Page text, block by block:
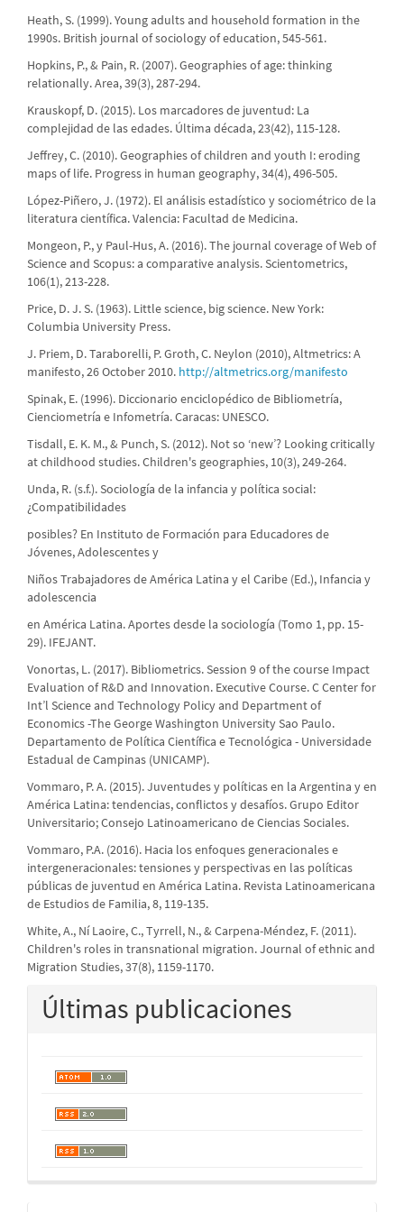
Heath, S. (1999). Young adults and household formation in the
1990s. British journal of sociology of education, 545-561.
Hopkins, P., & Pain, R. (2007). Geographies of age: thinking
relationally. Area, 39(3), 287-294.
Krauskopf, D. (2015). Los marcadores de juventud: La
complejidad de las edades. Última década, 23(42), 115-128.
Jeffrey, C. (2010). Geographies of children and youth I: eroding
maps of life. Progress in human geography, 34(4), 496-505.
López-Piñero, J. (1972). El análisis estadístico y sociométrico de la
literatura científica. Valencia: Facultad de Medicina.
Mongeon, P., y Paul-Hus, A. (2016). The journal coverage of Web of
Science and Scopus: a comparative analysis. Scientometrics,
106(1), 213-228.
Price, D. J. S. (1963). Little science, big science. New York:
Columbia University Press.
J. Priem, D. Taraborelli, P. Groth, C. Neylon (2010), Altmetrics: A
manifesto, 26 October 2010. http://altmetrics.org/manifesto
Spinak, E. (1996). Diccionario enciclopédico de Bibliometría,
Cienciometría e Infometría. Caracas: UNESCO.
Tisdall, E. K. M., & Punch, S. (2012). Not so ‘new’? Looking critically
at childhood studies. Children's geographies, 10(3), 249-264.
Unda, R. (s.f.). Sociología de la infancia y política social:
¿Compatibilidades
posibles? En Instituto de Formación para Educadores de
Jóvenes, Adolescentes y
Niños Trabajadores de América Latina y el Caribe (Ed.), Infancia y
adolescencia
en América Latina. Aportes desde la sociología (Tomo 1, pp. 15-
29). IFEJANT.
Vonortas, L. (2017). Bibliometrics. Session 9 of the course Impact
Evaluation of R&D and Innovation. Executive Course. C Center for
Int’l Science and Technology Policy and Department of
Economics -The George Washington University Sao Paulo.
Departamento de Política Científica e Tecnológica - Universidade
Estadual de Campinas (UNICAMP).
Vommaro, P. A. (2015). Juventudes y políticas en la Argentina y en
América Latina: tendencias, conflictos y desafíos. Grupo Editor
Universitario; Consejo Latinoamericano de Ciencias Sociales.
Vommaro, P.A. (2016). Hacia los enfoques generacionales e
intergeneracionales: tensiones y perspectivas en las políticas
públicas de juventud en América Latina. Revista Latinoamericana
de Estudios de Familia, 8, 119-135.
White, A., Ní Laoire, C., Tyrrell, N., & Carpena-Méndez, F. (2011).
Children's roles in transnational migration. Journal of ethnic and
Migration Studies, 37(8), 1159-1170.
Últimas publicaciones